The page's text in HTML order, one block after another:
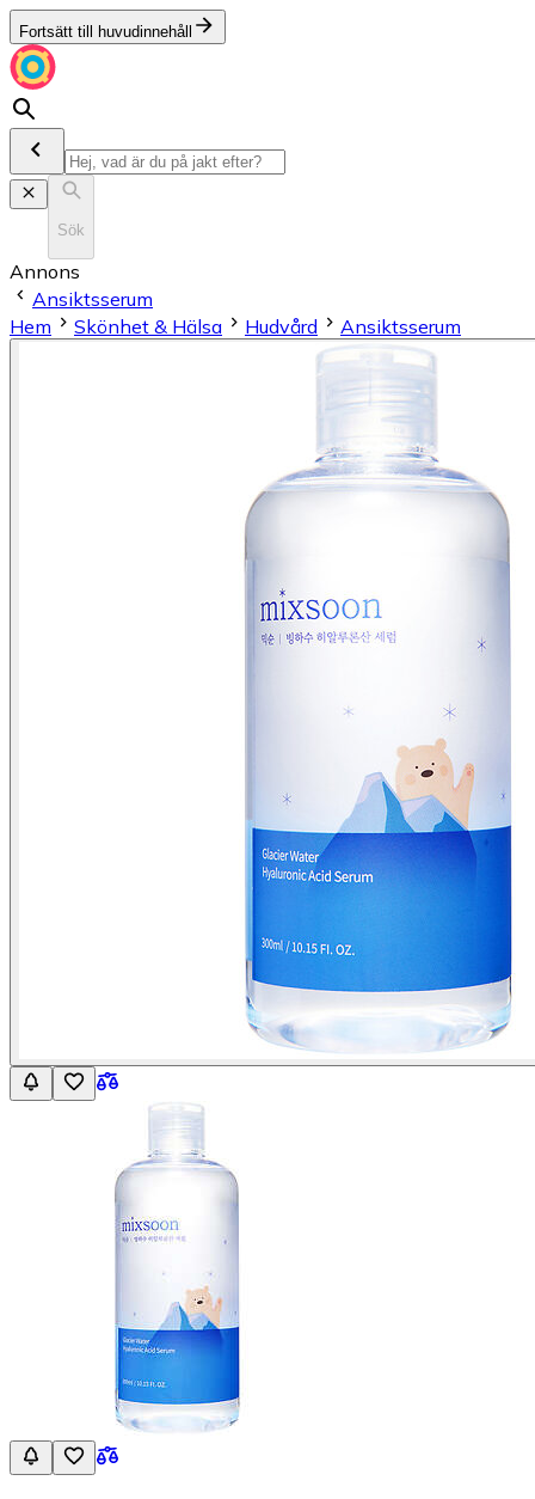
Fortsätt till huvudinnehåll
Sök
Annons
Ansiktsserum
Hem
Skönhet & Hälsa Hudvård Ansiktsserum